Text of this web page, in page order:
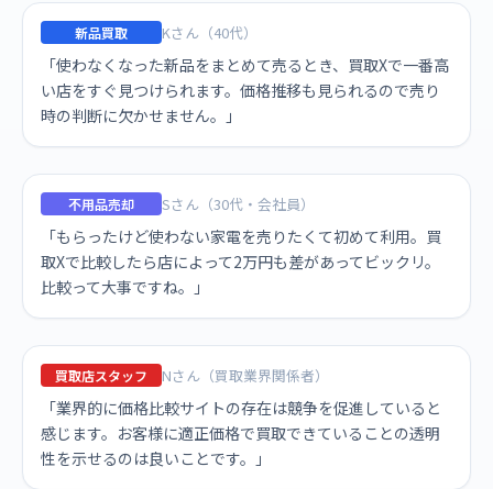
新品買取 Kさん（40代）
「使わなくなった新品をまとめて売るとき、買取Xで一番高
い店をすぐ見つけられます。価格推移も見られるので売り
時の判断に欠かせません。」
不用品売却 Sさん（30代・会社員）
「もらったけど使わない家電を売りたくて初めて利用。買
取Xで比較したら店によって2万円も差があってビックリ。
比較って大事ですね。」
買取店スタッフ Nさん（買取業界関係者）
「業界的に価格比較サイトの存在は競争を促進していると
感じます。お客様に適正価格で買取できていることの透明
性を示せるのは良いことです。」